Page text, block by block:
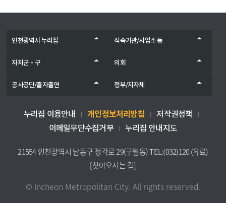
인천광역시 누리집 직속기관/사업소 등
자치군‧구 의회
공사공단/출자출연 정부/지자체
누리집 이용안내 개인정보처리방침
저작권정책
이메일무단수집거부
누리집 안내지도
21554 인천광역시 남동구 정각로 29(구월동) TEL:(032)120 (유료)
[찾아오시는 길]
© Incheon Metropolitan City. All rights reserved.